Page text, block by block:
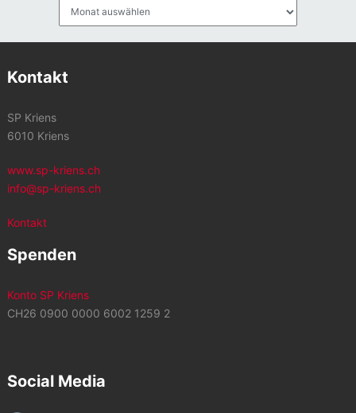
Kontakt
SP Kriens
6010 Kriens
www.sp-kriens.ch
info@sp-kriens.ch
Kontakt
Spenden
Konto SP Kriens
CH26 0900 0000 6002 1259 2
Social Media